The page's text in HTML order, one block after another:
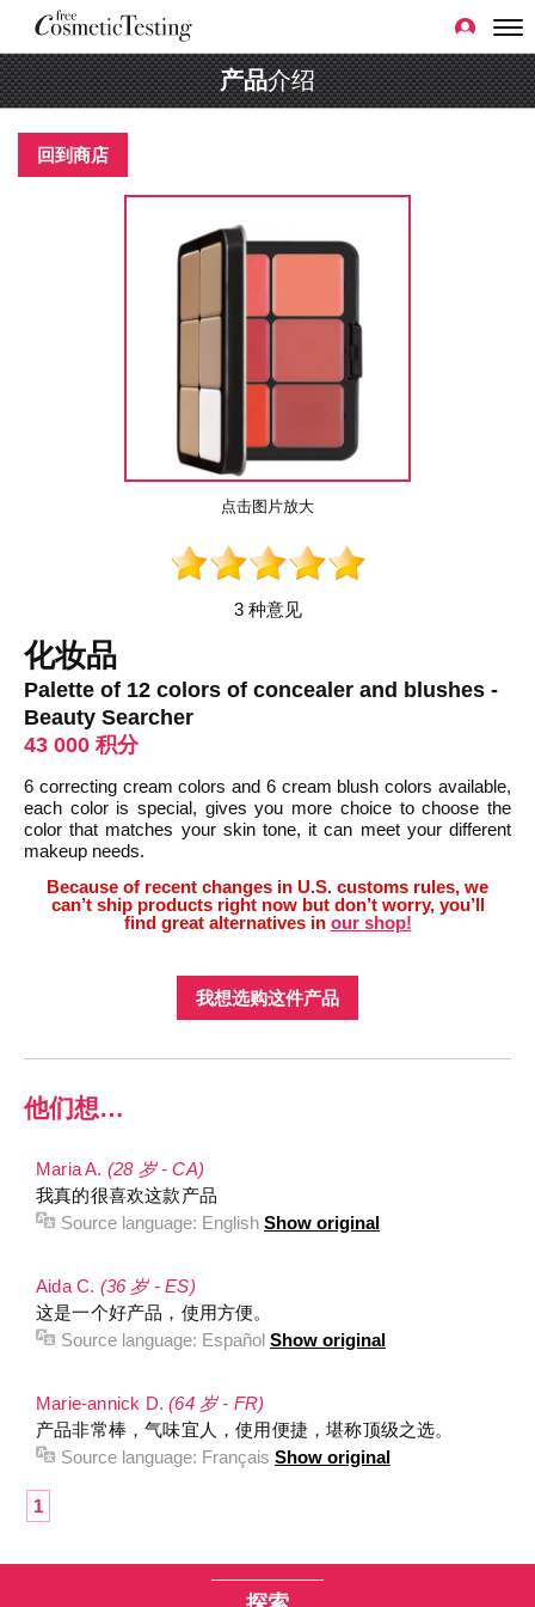
产品介绍
回到商店
点击图片放大
3 种意见
化妆品
Palette of 12 colors of concealer and blushes -
Beauty Searcher
43 000 积分
6 correcting cream colors and 6 cream blush colors available,
each color is special, gives you more choice to choose the
color that matches your skin tone, it can meet your different
makeup needs.
Because of recent changes in U.S. customs rules, we
can’t ship products right now but don’t worry, you’ll
find great alternatives in our shop!
我想选购这件产品
他们想…
Maria A. (28 岁 - CA)
我真的很喜欢这款产品
Source language: English Show original
Aida C. (36 岁 - ES)
这是一个好产品，使用方便。
Source language: Español Show original
Marie-annick D.(64 岁 - FR)
产品非常棒，气味宜人，使用便捷，堪称顶级之选。
Source language: Français Show original
1